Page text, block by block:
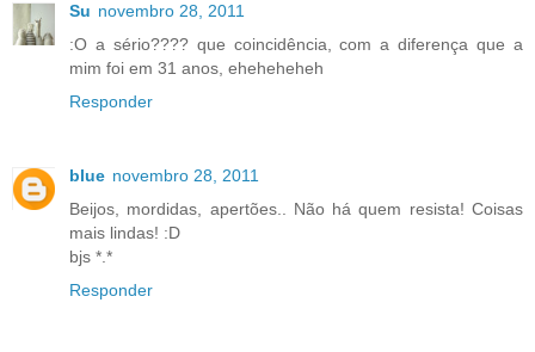
Su novembro 28, 2011
:O a sério???? que coincidência, com a diferença que a
mim foi em 31 anos, eheheheheh
Responder
blue novembro 28, 2011
Beijos, mordidas, apertões.. Não há quem resista! Coisas
mais lindas! :D
bjs *.*
Responder